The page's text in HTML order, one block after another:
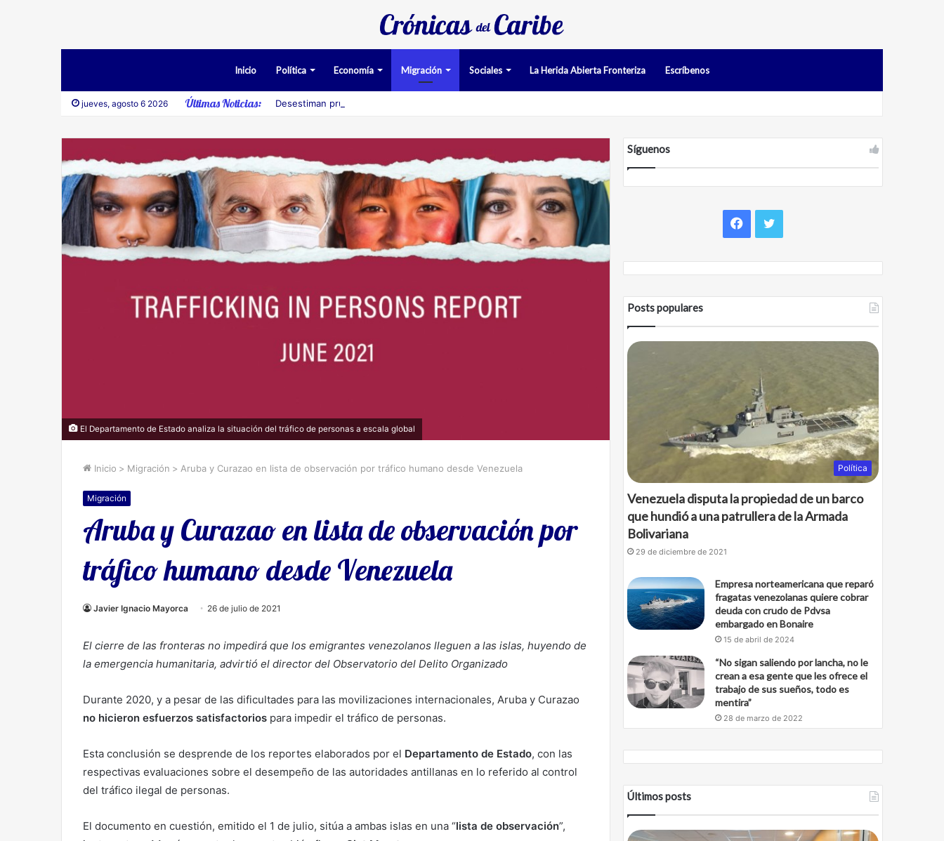
Inicio Política Economía Migración Sociales La Herida Abierta Fronteriza Escríbenos
jueves, agosto 6 2026 Últimas Noticias: Desestiman pruebas acusatorias contra los cinco deportados de Aruba detenidos en Falcón
El Departamento de Estado analiza la situación del tráfico de personas a escala global
Inicio > Migración > Aruba y Curazao en lista de observación por tráfico humano desde Venezuela
Migración
Aruba y Curazao en lista de observación por
tráfico humano desde Venezuela
Javier Ignacio Mayorca 26 de julio de 2021
El cierre de las fronteras no impedirá que los emigrantes venezolanos lleguen a las islas, huyendo de
la emergencia humanitaria, advirtió el director del Observatorio del Delito Organizado
Durante 2020, y a pesar de las dificultades para las movilizaciones internacionales, Aruba y Curazao
no hicieron esfuerzos satisfactorios para impedir el tráfico de personas.
Esta conclusión se desprende de los reportes elaborados por el Departamento de Estado, con las
respectivas evaluaciones sobre el desempeño de las autoridades antillanas en lo referido al control
del tráfico ilegal de personas.
El documento en cuestión, emitido el 1 de julio, sitúa a ambas islas en una “lista de observación”,
Síguenos
Facebook
Twitter
Posts populares
Política
Venezuela disputa la propiedad de un barco
que hundió a una patrullera de la Armada
Bolivariana
29 de diciembre de 2021
Empresa norteamericana que reparó
fragatas venezolanas quiere cobrar
deuda con crudo de Pdvsa
embargado en Bonaire
15 de abril de 2024
“No sigan saliendo por lancha, no le
crean a esa gente que les ofrece el
trabajo de sus sueños, todo es
mentira”
28 de marzo de 2022
Últimos posts